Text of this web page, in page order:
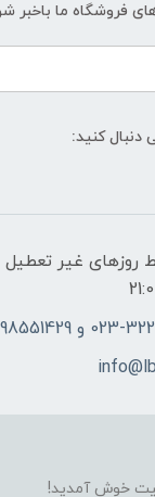
فروشگاه ما باخبر
دنبال کنید:
و 09198551429
خوش آمدید!